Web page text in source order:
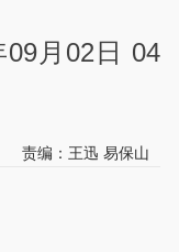
09月02日 04
责编：王迅 易保山